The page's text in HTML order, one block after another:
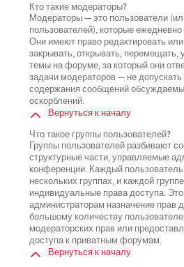
Кто такие модераторы?
Модераторы — это пользователи
пользователей), которые
Они имеют право редактировать
закрывать, открывать, перемещать,
темы на форуме, за который они
задачи модераторов — не допускать
содержания сообщений
оскорблений.
Вернуться к началу
Что такое группы пользователей?
Группы пользователей разбивают
структурные части, управляемые
конференции. Каждый
нескольких группах, и каждой
индивидуальные права доступа. Это
администраторам назначение прав
большому количеству
модераторских прав или
доступа к приватным форумам.
Вернуться к началу